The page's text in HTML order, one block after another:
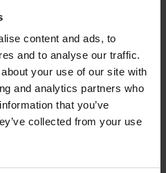
content and ads, to
and to analyse our traffic.
your use of our site with
and analytics partners who
that you’ve
collected from your use
operacyjnej
wartości aktywów
(koszty finansowe
finansowe)